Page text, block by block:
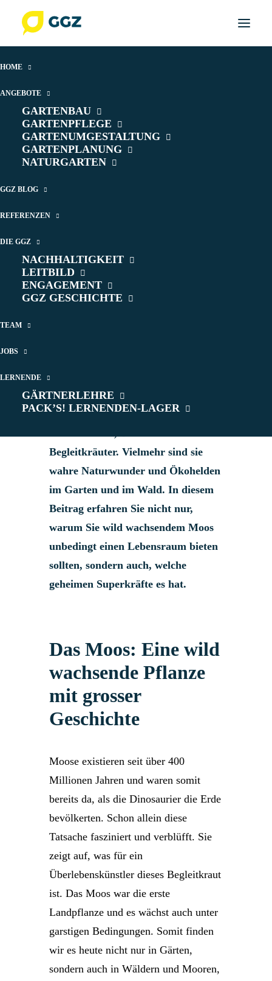
HOME
ANGEBOTE
GARTENBAU
GARTENPFLEGE
GARTENUMGESTALTUNG
GARTENPLANUNG
NATURGARTEN
GGZ BLOG
REFERENZEN
DIE GGZ
NACHHALTIGKEIT
LEITBILD
ENGAGEMENT
GGZ GESCHICHTE
TEAM
JOBS
LERNENDE
GÄRTNERLEHRE
PACK’S! LERNENDEN-LAGER
Moos im Garten – ein
muss deshalb entfernt werden, oder?
Nein, muss es nicht. Moose sind
weder Unkräuter noch, wie es
Begleitkräuter. Vielmehr sind sie
wahre Naturwunder und Ökohelden
im Garten und im Wald. In diesem
Beitrag erfahren Sie nicht nur,
warum Sie wild wachsendem Moos
unbedingt einen Lebensraum bieten
sollten, sondern auch, welche
geheimen Superkräfte es hat.
Das Moos: Eine wild
wachsende Pflanze
mit grosser
Geschichte
Moose existieren seit über 400
Millionen Jahren und waren somit
bereits da, als die Dinosaurier die Erde
bevölkerten. Schon allein diese
Tatsache fasziniert und verblüfft. Sie
zeigt auf, was für ein
Überlebenskünstler dieses Begleitkraut
ist. Das Moos war die erste
Landpflanze und es wächst auch unter
garstigen Bedingungen. Somit finden
wir es heute nicht nur in Gärten,
sondern auch in Wäldern und Mooren,